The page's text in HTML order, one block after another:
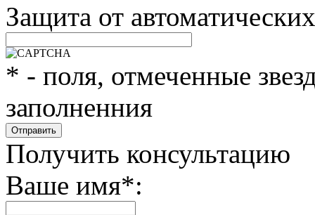
Защита от
* - поля, отмеченные
заполненния
Получить консультацию
Ваше имя*: